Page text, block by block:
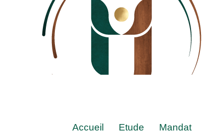
Accueil Etude Mandat